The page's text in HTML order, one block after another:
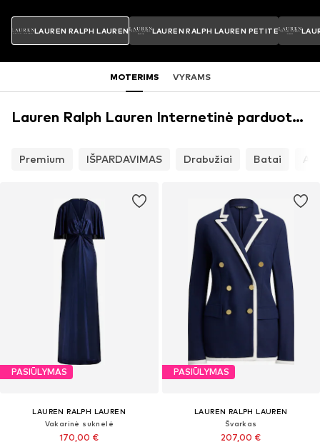
LAUREN RALPH LAUREN LAUREN RALPH LAUREN PETITE
MOTERIMS VYRAMS
Lauren Ralph Lauren Internetinė parduotuvė
Premium IŠPARDAVIMAS Drabužiai Batai
PASIŪLYMAS
LAUREN RALPH LAUREN
Vakarinė suknelė
170,00 €
PASIŪLYMAS
LAUREN RALPH LAUREN
Švarkas
207,00 €